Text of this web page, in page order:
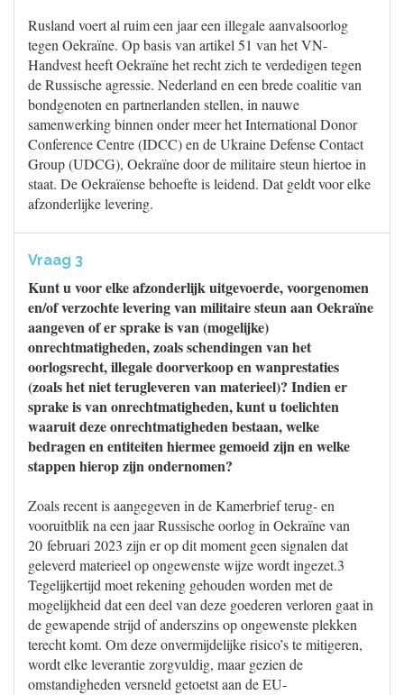
Rusland voert al ruim een jaar een illegale aanvalsoorlog
tegen Oekraïne. Op basis van artikel 51 van het VN-
Handvest heeft Oekraïne het recht zich te verdedigen tegen
de Russische agressie. Nederland en een brede coalitie van
bondgenoten en partnerlanden stellen, in nauwe
samenwerking binnen onder meer het International Donor
Conference Centre (IDCC) en de Ukraine Defense Contact
Group (UDCG), Oekraïne door de militaire steun hiertoe in
staat. De Oekraïense behoefte is leidend. Dat geldt voor elke
afzonderlijke levering.
Vraag 3
Kunt u voor elke afzonderlijk uitgevoerde, voorgenomen
en/of verzochte levering van militaire steun aan Oekraïne
aangeven of er sprake is van (mogelijke)
onrechtmatigheden, zoals schendingen van het
oorlogsrecht, illegale doorverkoop en wanprestaties
(zoals het niet terugleveren van materieel)? Indien er
sprake is van onrechtmatigheden, kunt u toelichten
waaruit deze onrechtmatigheden bestaan, welke
bedragen en entiteiten hiermee gemoeid zijn en welke
stappen hierop zijn ondernomen?
Zoals recent is aangegeven in de Kamerbrief terug- en
vooruitblik na een jaar Russische oorlog in Oekraïne van
20 februari 2023 zijn er op dit moment geen signalen dat
geleverd materieel op ongewenste wijze wordt ingezet.3
Tegelijkertijd moet rekening gehouden worden met de
mogelijkheid dat een deel van deze goederen verloren gaat in
de gewapende strijd of anderszins op ongewenste plekken
terecht komt. Om deze onvermijdelijke risico’s te mitigeren,
wordt elke leverantie zorgvuldig, maar gezien de
omstandigheden versneld getoetst aan de EU-